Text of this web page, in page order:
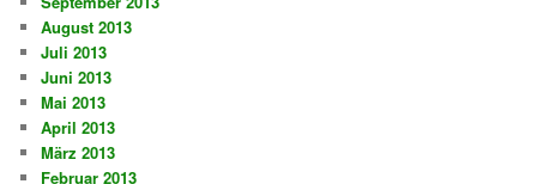
August 2013
Juli 2013
Juni 2013
Mai 2013
April 2013
März 2013
Februar 2013